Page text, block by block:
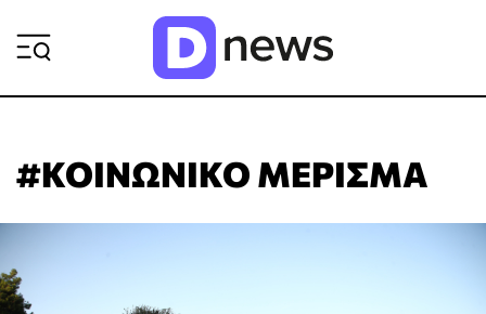
#ΚΟΙΝΩΝΙΚΟ ΜΕΡΙΣΜΑ